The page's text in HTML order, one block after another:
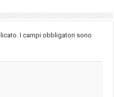
I campi obbligatori sono